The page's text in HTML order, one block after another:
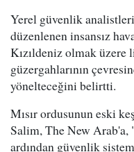
Yerel güvenlik
düzenlenen insansız
Kızıldeniz olmak
güzergahlarının
yönelteceğini belirtti.
Mısır ordusunun eski
Salim, The New Arab'a,
ardından güvenlik